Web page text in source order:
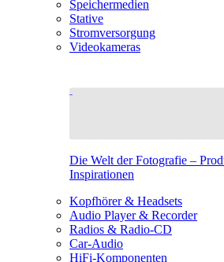
Speichermedien
Stative
Stromversorgung
Videokameras
Die Welt der Fotografie –
Inspirationen
Kopfhörer & Headsets
Audio Player & Recorder
Radios & Radio-CD
Car-Audio
HiFi-Komponenten